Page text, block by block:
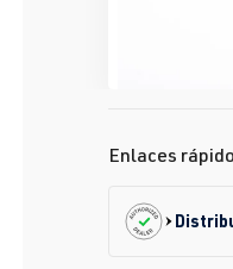
Enlaces